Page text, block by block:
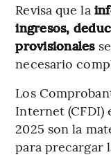
Revisa que la
ingresos,
provisionales
necesario
Los
Internet (CFDI)
2025 son la
para precargar